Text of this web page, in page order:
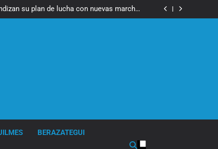
su plan de lucha con nuevas marchas
contra el Gobierno
imputado formalmente por abuso sexual
BERAZATEGUI